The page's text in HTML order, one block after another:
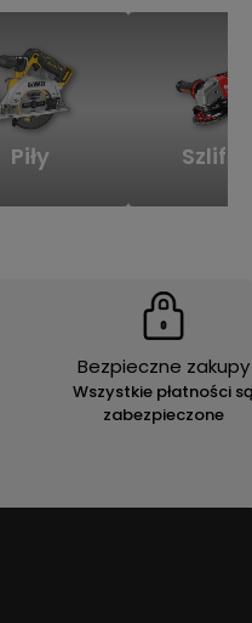
Piły
Bezpieczne zakupy
Wszystkie płatności
zabezpieczone